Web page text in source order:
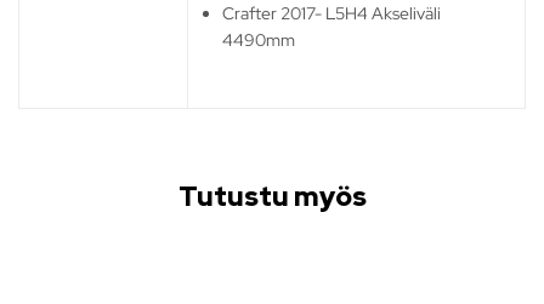
Crafter 2017- L5H4 Akseliväli
4490mm
Tutustu myös